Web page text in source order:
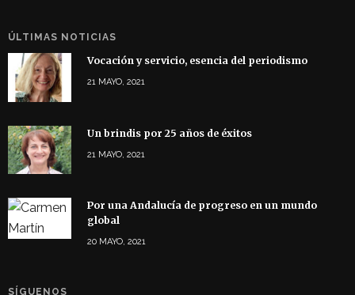
ÚLTIMAS NOTICIAS
Vocación y servicio, esencia del periodismo
21 MAYO, 2021
Un brindis por 25 años de éxitos
21 MAYO, 2021
Por una Andalucía de progreso en un mundo
global
20 MAYO, 2021
SÍGUENOS